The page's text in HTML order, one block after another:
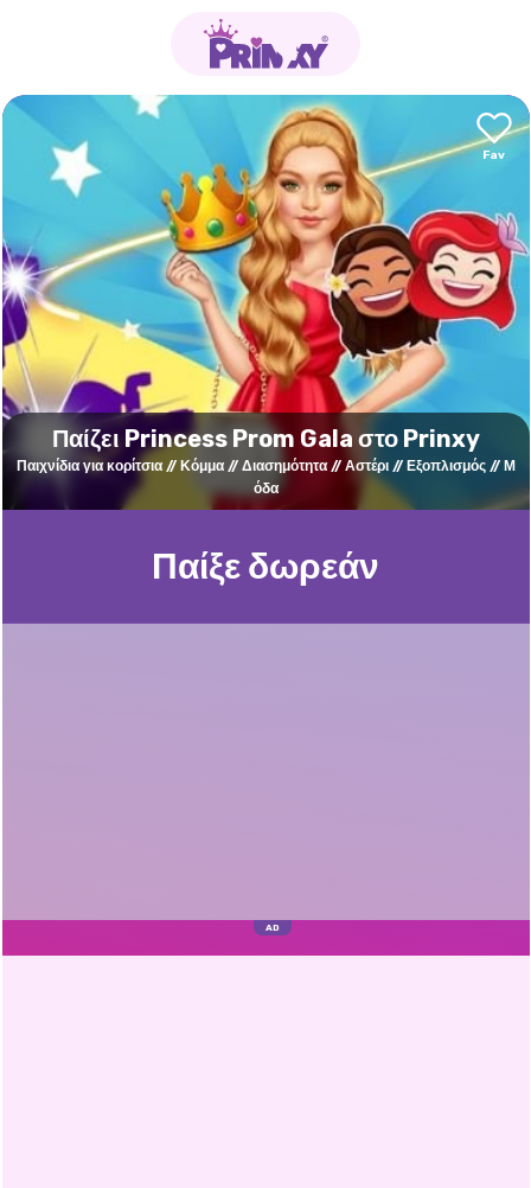
Παίζει Princess Prom Gala στο Prinxy
Παιχνίδια για κορίτσια Κόμμα Διασημότητα Αστέρι Εξοπλισμός
Μ
όδα
Παίξε δωρεάν